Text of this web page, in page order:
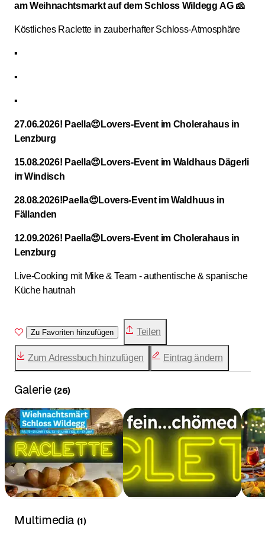
am Weihnachtsmarkt auf dem Schloss Wildegg AG 🧀
Köstliches Raclette in zauberhafter Schloss-Atmosphäre
▪️
▪️
▪️
27.06.2026! Paella😍Lovers-Event im Cholerahaus in
Lenzburg
15.08.2026! Paella😍Lovers-Event im Waldhaus Dägerli
in Windisch
28.08.2026!Paella😍Lovers-Event im Waldhuus in
Fällanden
12.09.2026! Paella😍Lovers-Event im Cholerahaus in
Lenzburg
Live-Cooking mit Mike & Team - authentische & spanische
Küche hautnah
https://foodegge.ch/buchung-paella-event/
Zu Favoriten hinzufügen Teilen
Zum Adressbuch hinzufügen Eintrag ändern
Galerie (26)
Multimedia (1)